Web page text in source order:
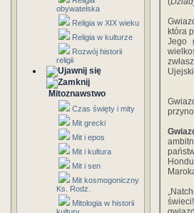
obywatelska
Religia w XIX wieku
Religia w kulturze
Rozwój historii
religii
Mitoznawstwo
Czas święty i mity
Mit grecki
Mit i epos
Mit i kultura
Mit i sen
Mit kosmogoniczny
Ks. Rodz.
Mitologia w historii
która
Jego